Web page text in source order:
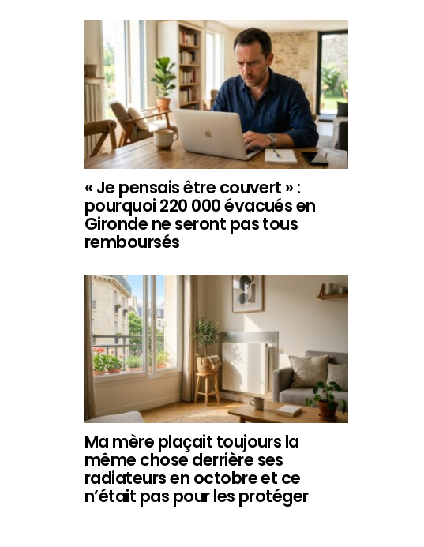
« Je pensais être couvert » :
pourquoi 220 000 évacués en
Gironde ne seront pas tous
remboursés
Ma mère plaçait toujours la
même chose derrière ses
radiateurs en octobre et ce
n’était pas pour les protéger